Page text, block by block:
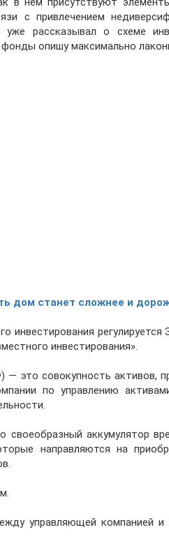
с привлечением
рассказывал о схеме
опишу максимально
дом станет сложнее и
инвестирования
инвестирования».
это совокупность активов,
по управлению
аккумулятор
направляются на
управляющей компанией и